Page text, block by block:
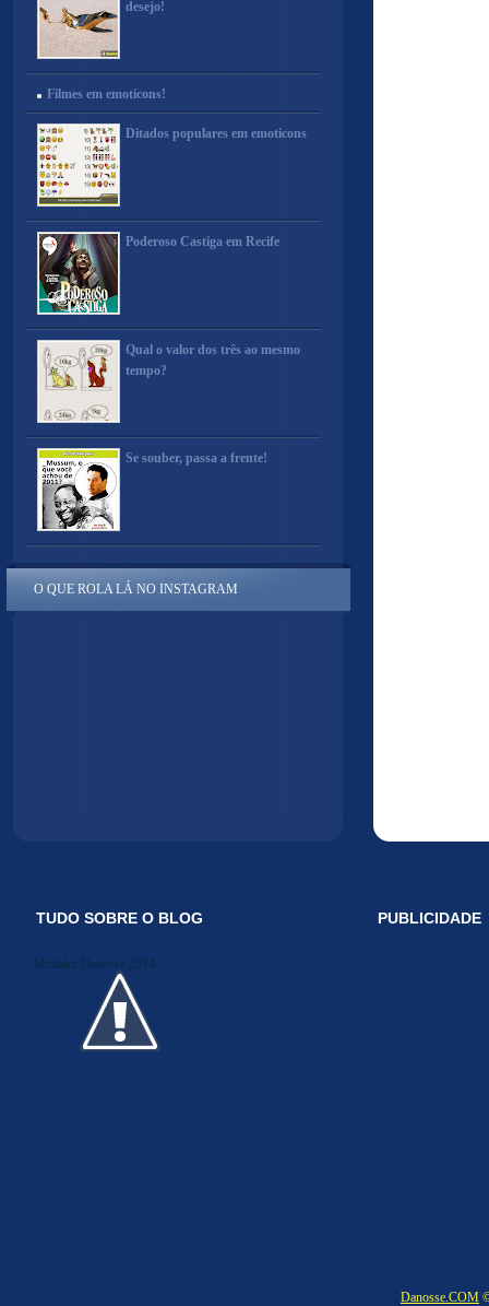
desejo!
Filmes em emoticons!
Ditados populares em emoticons
Poderoso Castiga em Recife
Qual o valor dos três ao mesmo
tempo?
Se souber, passa a frente!
O QUE ROLA LÁ NO INSTAGRAM
TUDO SOBRE O BLOG
Midiakit Danosse 2014
PUBLICIDADE
Danosse.COM